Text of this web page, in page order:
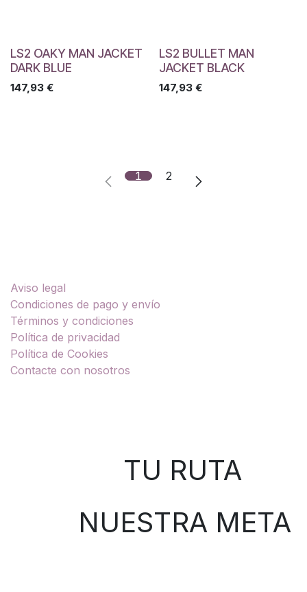
LS2 OAKY MAN JACKET
DARK BLUE
147,93 €
LS2 BULLET MAN
JACKET BLACK
147,93€
1 2
Aviso legal
Condiciones de pago y envío
Términos y condiciones
Política de privacidad
Política de Cookies
Contacte con nosotros
TU RUTA
NUESTRA META